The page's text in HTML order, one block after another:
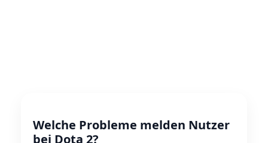
Welche Probleme melden Nutzer
bei Dota 2?